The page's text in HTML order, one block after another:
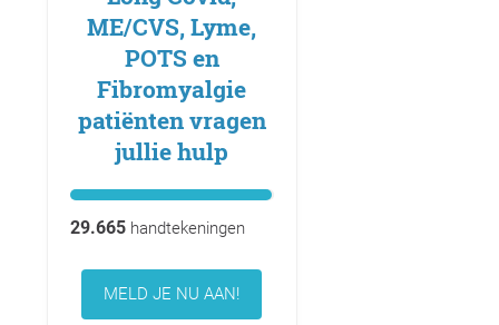
ME/CVS, Lyme,
POTS en
Fibromyalgie
patiënten vragen
jullie hulp
29.665handtekeningen
MELD JE NU AAN!